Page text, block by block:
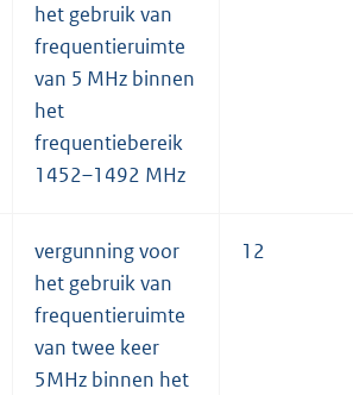
het gebruik van
frequentieruimte
van 5 MHz binnen
het
frequentiebereik
1452–1492 MHz
vergunning voor
het gebruik van
frequentieruimte
van twee keer
5MHz binnen het
12